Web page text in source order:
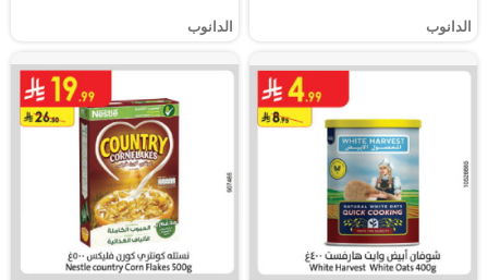
الدانوب الدانوب